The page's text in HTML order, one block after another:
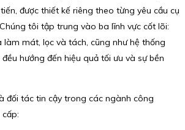
được thiết kế riêng theo từng yêu cầu cụ
tôi tập trung vào ba lĩnh vực cốt lõi:
mát, lọc và tách, cũng như hệ thống
hướng đến hiệu quả tối ưu và sự bền
đối tác tin cậy trong các ngành công